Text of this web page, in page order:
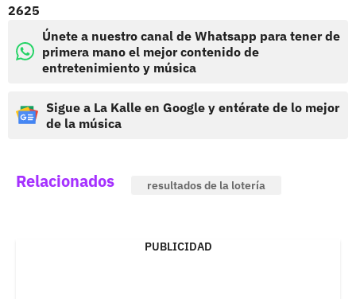
2625
Únete a nuestro canal de Whatsapp para tener de
primera mano el mejor contenido de
entretenimiento y música
Sigue a La Kalle en Google y entérate de lo mejor
de la música
Relacionados resultados de la lotería
PUBLICIDAD